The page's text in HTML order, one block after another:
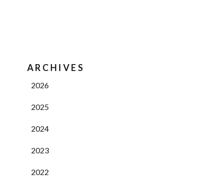
ARCHIVES
2026
2025
2024
2023
2022